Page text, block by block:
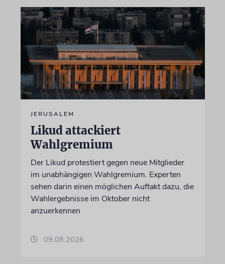
JERUSALEM
Likud attackiert
Wahlgremium
Der Likud protestiert gegen neue Mitglieder
im unabhängigen Wahlgremium. Experten
sehen darin einen möglichen Auftakt dazu, die
Wahlergebnisse im Oktober nicht
anzuerkennen
09.08.2026